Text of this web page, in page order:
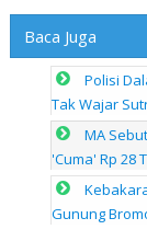
Baca Juga
Polisi
Tak Wajar
MA
'Cuma' Rp 28
Gunung